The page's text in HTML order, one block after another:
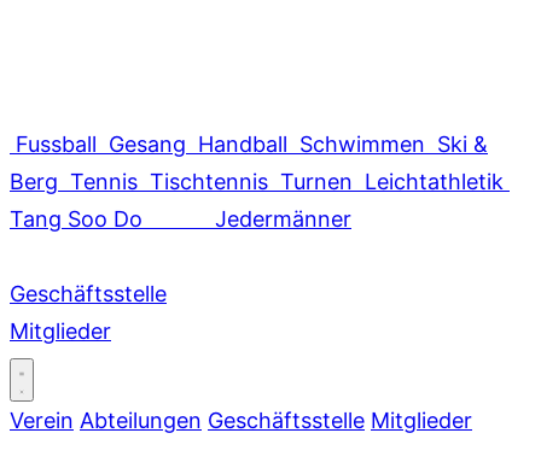
Fussball Gesang Handball Schwimmen Ski &
Berg Tennis Tischtennis Turnen Leichtathletik
Tang Soo Do
Jedermänner
Geschäftsstelle
Mitglieder
Verein Abteilungen Geschäftsstelle Mitglieder